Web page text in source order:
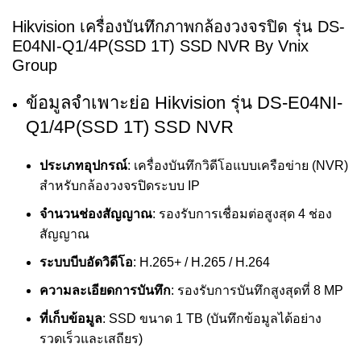
Hikvision เครื่องบันทึกภาพกล้องวงจรปิด รุ่น DS-
E04NI-Q1/4P(SSD 1T) SSD NVR By Vnix
Group
ข้อมูลจำเพาะย่อ Hikvision รุ่น DS-E04NI-
Q1/4P(SSD 1T) SSD NVR
ประเภทอุปกรณ์: เครื่องบันทึกวิดีโอแบบเครือข่าย (NVR)
สำหรับกล้องวงจรปิดระบบ IP
จำนวนช่องสัญญาณ: รองรับการเชื่อมต่อสูงสุด 4 ช่อง
สัญญาณ
ระบบบีบอัดวิดีโอ: H.265+ / H.265 / H.264
ความละเอียดการบันทึก: รองรับการบันทึกสูงสุดที่ 8 MP
ที่เก็บข้อมูล: SSD ขนาด 1 TB (บันทึกข้อมูลได้อย่าง
รวดเร็วและเสถียร)